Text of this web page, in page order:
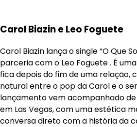
Carol Biazin e Leo Foguete
Carol Biazin lança o single “O Que
parceria com o Leo Foguete . É
fica depois do fim de uma relação,
natural entre o pop da Carol e o
lançamento vem acompanhado
em Las Vegas, com uma estética
conversa direto com a história da